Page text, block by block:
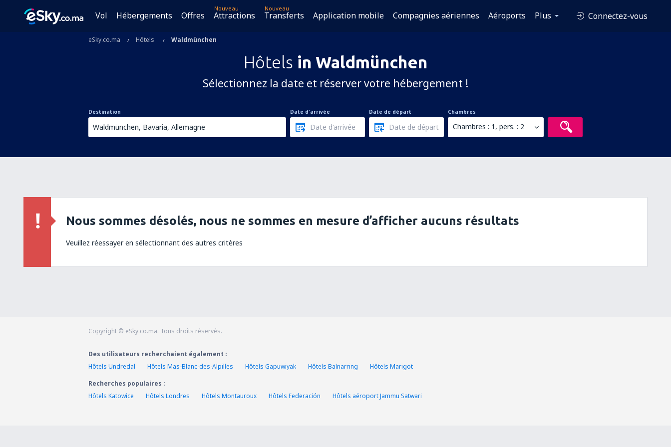
Vol Hébergements Offres
Nouveau
Attractions
Nouveau
Transferts Application mobile Compagnies aériennes Aéroports Plus Connectez-vous
eSky.co.ma Hôtels Waldmünchen
Hôtels in Waldmünchen
Sélectionnez la date et réserver votre hébergement !
Destination Date d'arrivée Date de départ Chambres
Chambres : 1, pers. : 2
Nous sommes désolés, nous ne sommes en mesure d’afficher aucuns résultats
Veuillez réessayer en sélectionnant des autres critères
Copyright © eSky.co.ma. Tous droits réservés.
Des utilisateurs recherchaient également :
Hôtels Undredal
Hôtels Mas-Blanc-des-Alpilles Hôtels Gapuwiyak Hôtels Balnarring
Hôtels Marigot
Recherches populaires :
Hôtels Katowice
Hôtels Londres Hôtels Montauroux Hôtels Federación Hôtels aéroport Jammu Satwari